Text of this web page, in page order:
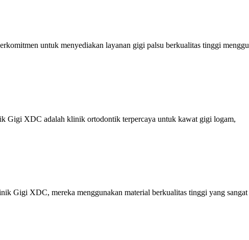
untuk menyediakan layanan gigi palsu berkualitas tinggi menggu
XDC adalah klinik ortodontik terpercaya untuk kawat gigi logam,
Gigi XDC, mereka menggunakan material berkualitas tinggi yang sangat